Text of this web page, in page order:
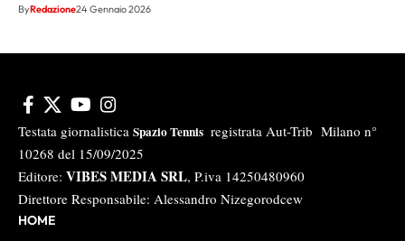
ByRedazione24 Gennaio 2026
Testata giornalistica Spazio Tennis registrata Aut-Trib Milano n°
10268 del 15/09/2025
Editore: VIBES MEDIA SRL, P.iva 14250480960
Direttore Responsabile: Alessandro Nizegorodcew
HOME